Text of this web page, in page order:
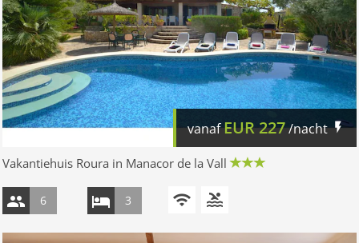
vanafEUR227/nacht
Vakantiehuis Roura in Manacor de la Vall
6 3